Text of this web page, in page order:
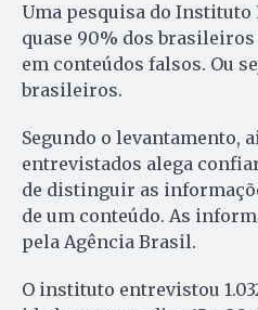
Uma pesquisa do Instituto
quase 90% dos
em conteúdos falsos. Ou
brasileiros.
Segundo o levantamento,
entrevistados alega
de distinguir as
de um conteúdo. As
pela Agência Brasil.
O instituto entrevistou